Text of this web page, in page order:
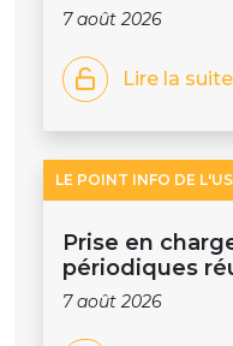
7 août 2026
Lire la suite
LE POINT INFO DE
Prise en
périodiques
7 août 2026